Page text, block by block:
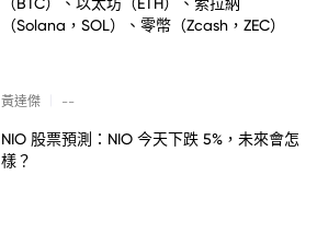
（Solana，SOL）、零幣（Zcash，ZEC）
黃達傑 --
NIO 股票預測：NIO 今天下跌 5%，未來會怎
樣？